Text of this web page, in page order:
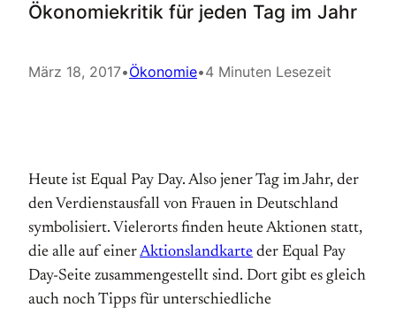
Ökonomiekritik für jeden Tag im Jahr
März 18, 2017•Ökonomie•4 Minuten Lesezeit
Heute ist Equal Pay Day. Also jener Tag im Jahr, der
den Verdienstausfall von Frauen in Deutschland
symbolisiert. Vielerorts finden heute Aktionen statt,
die alle auf einerAktionslandkarte der Equal Pay
Day-Seite zusammengestellt sind. Dort gibt es gleich
auch noch Tipps für unterschiedliche